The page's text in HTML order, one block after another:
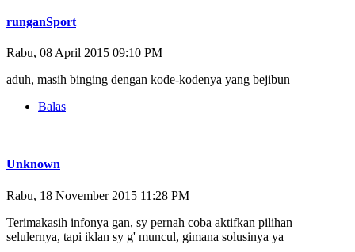
runganSport
Rabu, 08 April 2015 09:10 PM
aduh, masih binging dengan kode-kodenya yang bejibun
Balas
Unknown
Rabu, 18 November 2015 11:28 PM
Terimakasih infonya gan, sy pernah coba aktifkan pilihan
selulernya, tapi iklan sy g' muncul, gimana solusinya ya